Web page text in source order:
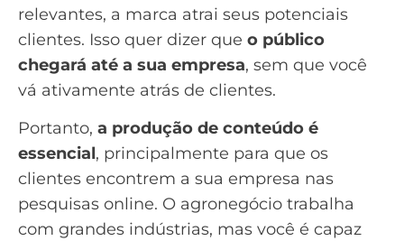
relevantes, a marca atrai seus potenciais
clientes. Isso quer dizer que o público
chegará até a sua empresa, sem que você
vá ativamente atrás de clientes.
Portanto, a produção de conteúdo é
essencial, principalmente para que os
clientes encontrem a sua empresa nas
pesquisas online. O agronegócio trabalha
com grandes indústrias, mas você é capaz